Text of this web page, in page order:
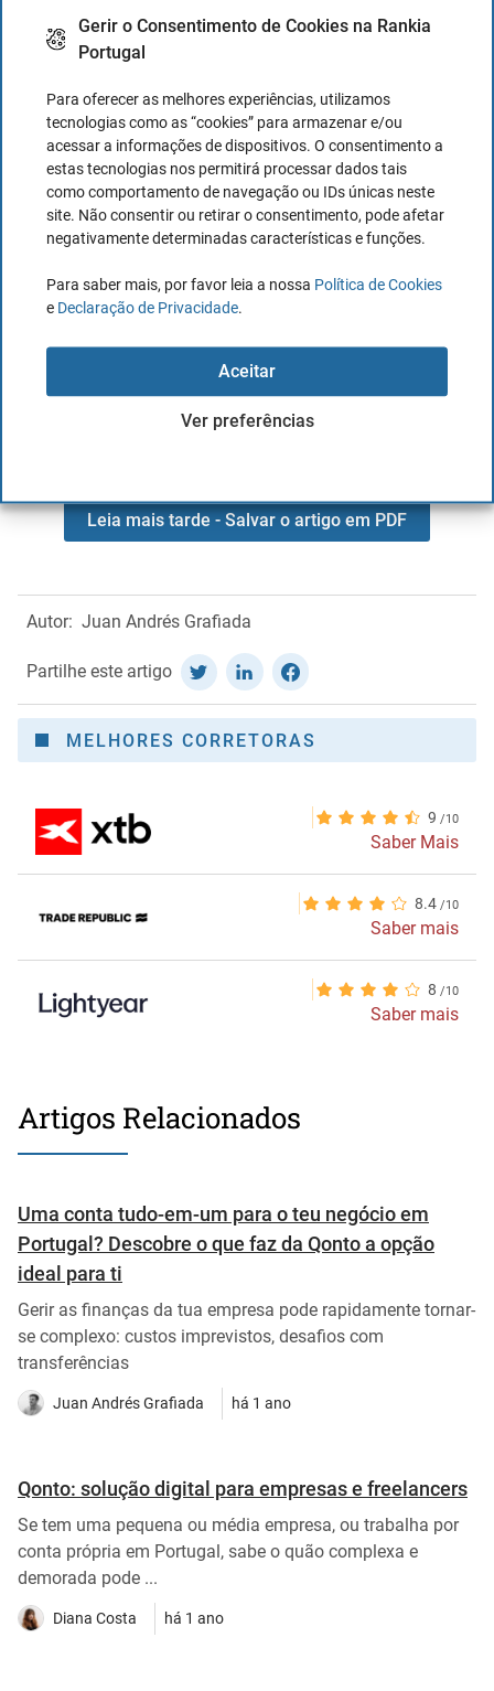
Gerir o Consentimento de Cookies na Rankia
Portugal
Para oferecer as melhores experiências, utilizamos
tecnologias como as “cookies” para armazenar e/ou
acessar a informações de dispositivos. O consentimento a
estas tecnologias nos permitirá processar dados tais
como comportamento de navegação ou IDs únicas neste
site. Não consentir ou retirar o consentimento, pode afetar
negativamente determinadas características e funções.
Para saber mais, por favor leia a nossa Política de Cookies
e Declaração de Privacidade
Aceitar
Ver preferências
qualquer espécie, relativas aos créditos e débitos;
fazer depósitos e retiradas mediante recibos; sacar e
solicitar senhas para acessos a contas pela Internet;
dando tudo por bom firme e valioso.
Em geral as procurações têm validade por tempo
indeterminado, caso queira colocar um prazo de
Esta procuração é válida até o dia _____/____/20____.
…………………, ….de………. De 200……
(nome do outorgante – assinar acima)
Leia mais tarde - Salvar o artigo em PDF
Autor: Juan Andrés Grafiada
Partilhe este artigo
MELHORES CORRETORAS
9
Saber Mais
8.4
Saber mais
8
Saber mais
Artigos Relacionados
Uma conta tudo-em-um para o teu negócio em
Portugal? Descobre o que faz da Qonto a opção
ideal para ti
Gerir as finanças da tua empresa pode rapidamente tornar-
se complexo: custos imprevistos, desafios com
transferências
Juan Andrés Grafiada há 1 ano
Qonto: solução digital para empresas e freelancers
Se tem uma pequena ou média empresa, ou trabalha por
conta própria em Portugal, sabe o quão complexa e
demorada pode ...
Diana Costa há 1 ano